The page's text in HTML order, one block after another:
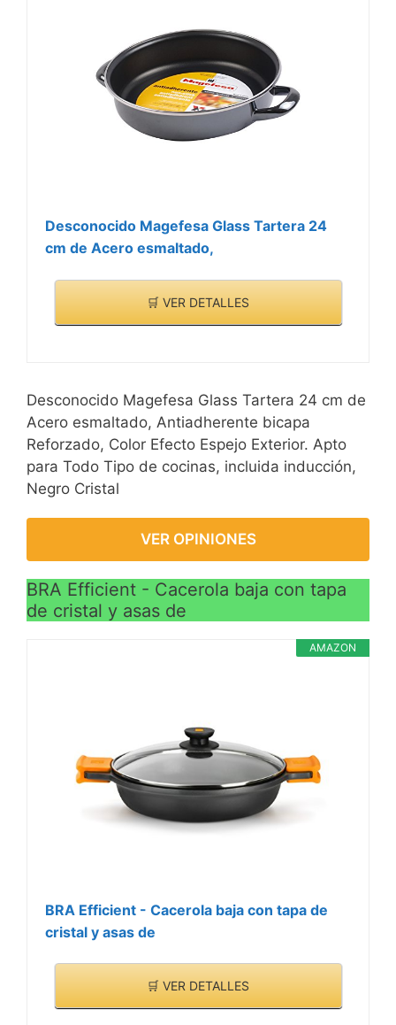
Desconocido Magefesa Glass Tartera 24
cm de Acero esmaltado,
🛒 VER DETALLES
Desconocido Magefesa Glass Tartera 24 cm de
Acero esmaltado, Antiadherente bicapa
Reforzado, Color Efecto Espejo Exterior. Apto
para Todo Tipo de cocinas, incluida inducción,
Negro Cristal
VER OPINIONES
BRA Efficient - Cacerola baja con tapa
de cristal y asas de
AMAZON
BRA Efficient - Cacerola baja con tapa de
cristal y asas de
🛒 VER DETALLES